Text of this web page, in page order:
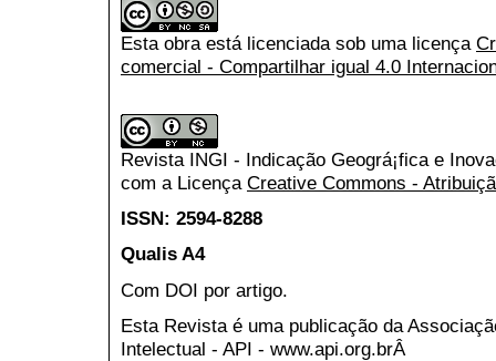
Esta obra está licenciada sob uma licença
comercial - Compartilhar igual 4.0
Revista INGI - Indicação Geográ¡fica e
com a Licença Creative Commons -
ISSN: 2594-8288
Qualis A4
Com DOI por artigo.
Esta Revista é uma publicação da
Intelectual - API - www.api.org.brÂ